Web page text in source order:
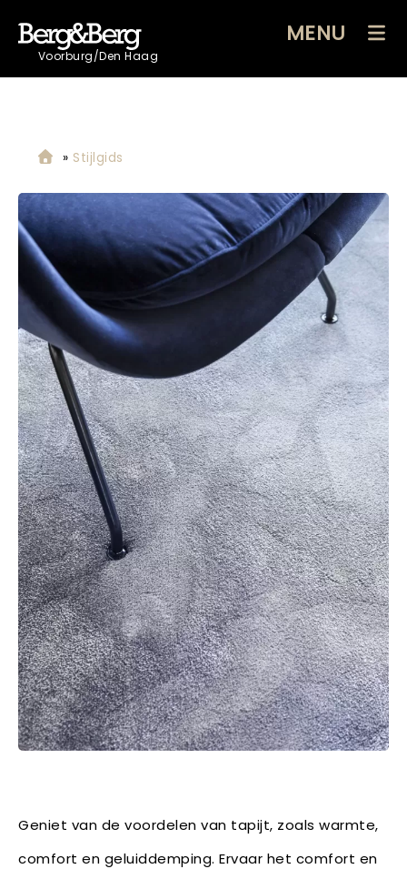
Voorburg/Den Haag
MENU
» Stijlgids
Geniet van de voordelen van tapijt, zoals warmte,
comfort en geluiddemping. Ervaar het comfort en